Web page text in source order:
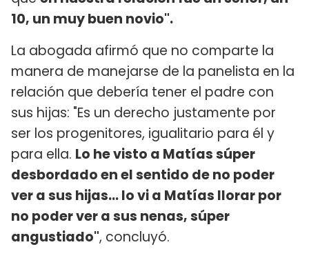
10, un muy buen novio".
La abogada afirmó que no comparte la
manera de manejarse de la panelista en la
relación que debería tener el padre con
sus hijas: "Es un derecho justamente por
ser los progenitores, igualitario para él y
para ella. Lo he visto a Matías súper
desbordado en el sentido de no poder
ver a sus hijas... lo vi a Matías llorar por
no poder ver a sus nenas, súper
angustiado", concluyó.